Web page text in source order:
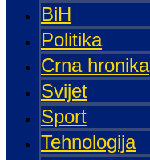
BiH
Politika
Crna hronika
Svijet
Sport
Tehnologija